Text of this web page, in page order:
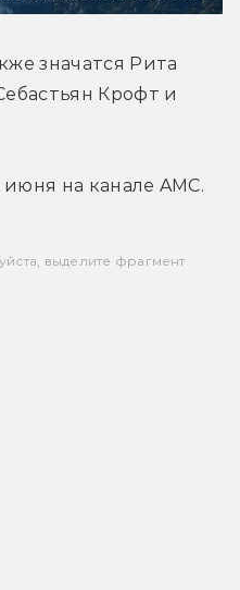
значатся Рита
Крофт и
на канале AMC.
выделите фрагмент